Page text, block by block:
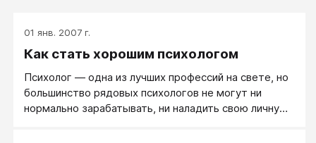
01 янв. 2007 г.
Как стать хорошим психологом
Психолог — одна из лучших профессий на свете, но
большинство рядовых психологов не могут ни
нормально зарабатывать, ни наладить свою личную